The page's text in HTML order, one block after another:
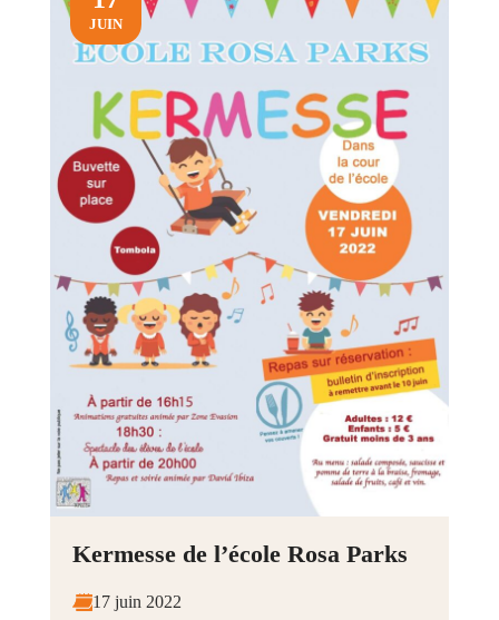
JUIN
Kermesse de l’école Rosa Parks
17 juin 2022